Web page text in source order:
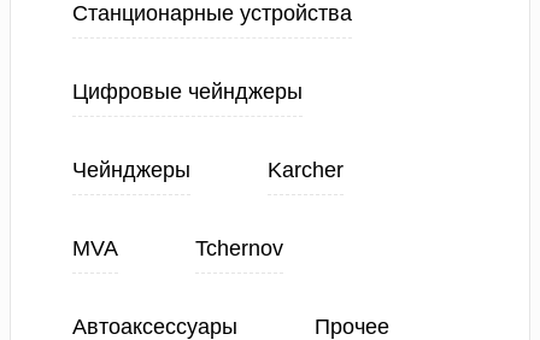
Станционарные устройства
Цифровые чейнджеры
Чейнджеры Karcher
MVA Tchernov
Автоаксессуары Прочее